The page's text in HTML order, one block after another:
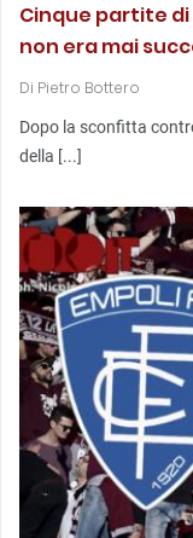
Cinque partite
non era mai
Di Pietro Bottero
Dopo la sconfitta
della [...]